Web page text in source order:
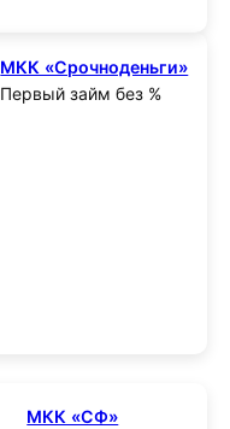
МКК «Срочноденьги»
Первый займ без %
МКК «СФ»